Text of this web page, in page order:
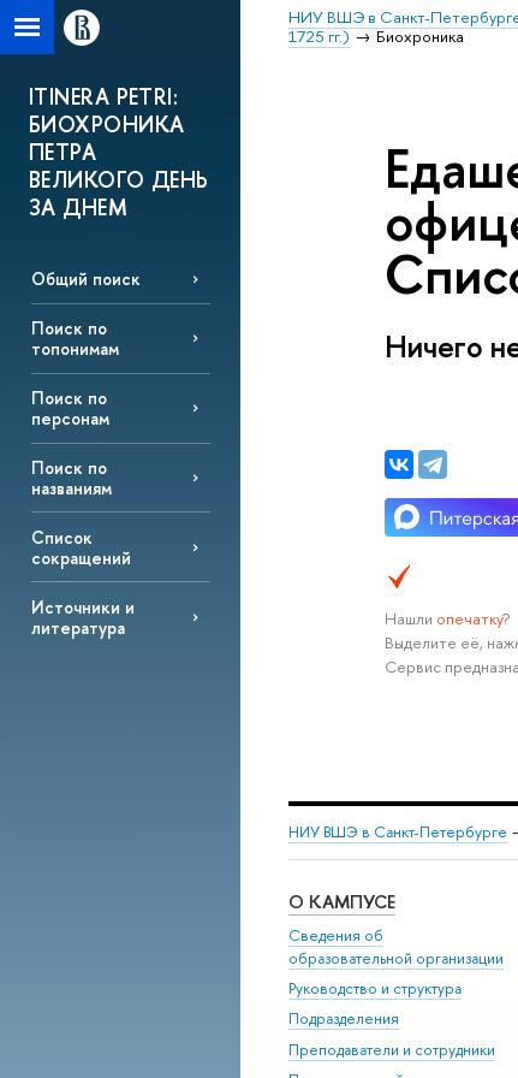
НИУ ВШЭ в Санкт-
1725 гг.)
Биохроника
ITINERA PETRI:
БИОХРОНИКА
ПЕТРА
ВЕЛИКОГО ДЕНЬ
ЗА ДНЕМ
Общий поиск
Поиск по
топонимам
Поиск по
персонам
Поиск по
названиям
Список
сокращений
Источники и
литература
Ничего
Нашли опечатку?
Выделите её,
Сервис
НИУ ВШЭ в Санкт-Петербурге
О КАМПУСЕ
Сведения об
образовательной организации
Руководство и структура
Подразделения
Преподаватели и сотрудники